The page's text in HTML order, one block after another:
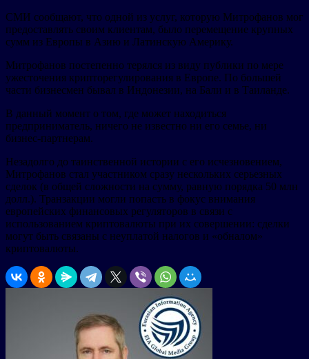
СМИ сообщают, что одной из услуг, которую Митрофанов мог
предоставлять своим клиентам, было перемещение крупных
сумм из Европы в Азию и Латинскую Америку.
Митрофанов постепенно терялся из виду публики по мере
ужесточения крипторегулирования в Европе. По большей
части бизнесмен бывал в Индонезии, на Бали и в Таиланде.
В данный момент о том, где может находиться
предприниматель, ничего не известно ни его семье, ни
бизнес-партнерам.
Незадолго до таинственной истории с его исчезновением,
Митрофанов стал участником сразу нескольких серьезных
сделок (в общей сложности на сумму, равную порядка 50 млн
долл.). Транзакции могли попасть в фокус внимания
европейских финансовых регуляторов в связи с
использованием криптовалюты при их совершении: сделки
могут быть связаны с неуплатой налогов и «обналом»
криптовалюты.